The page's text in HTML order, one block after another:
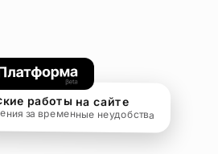
работы на сайте
за временные неудобства